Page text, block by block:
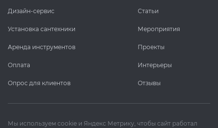
Дизайн-сервис
Установка сантехники
Аренда инструментов
Оплата
Опрос для клиентов
Статьи
Мероприятия
Проекты
Интерьеры
Отзывы
Мы используем cookie и Яндекс Метрику, чтобы сайт работал